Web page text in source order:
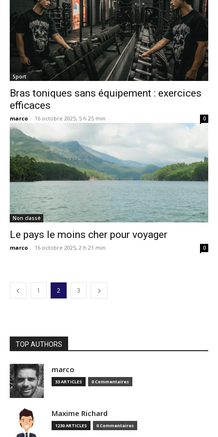
Sport
Bras toniques sans équipement : exercices
efficaces
marco - 16 octobre 2025, 5 h 25 min 0
Non classé
Le pays le moins cher pour voyager
marco - 16 octobre 2025, 2 h 21 min 0
1 2 3
TOP AUTHORS
marco
33 ARTICLES 0 Commentaires
Maxime Richard
1230 ARTICLES 0 Commentaires